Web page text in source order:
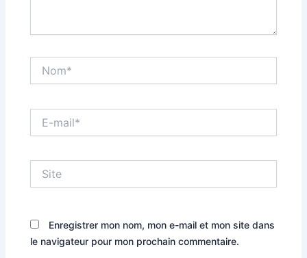
mail*
Enregistrer mon nom, mon e-mail et mon site dans
le navigateur pour mon prochain commentaire.